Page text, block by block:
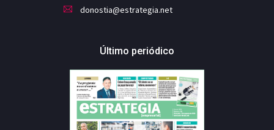
donostia@estrategia.net
Último periódico